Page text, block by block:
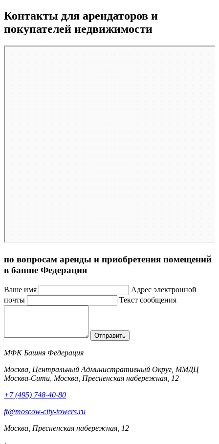
Контакты для арендаторов и
покупателей недвижимости
по вопросам аренды и приобретения помещений
в башне Федерация
Ваше имя
Адрес электронной
почты
Текст сообщения
Отправить
МФК Башня Федерация
Москва, Центральный Административный Округ, ММДЦ
Москва-Сити, Москва, Пресненская набережная, 12
+7 (495) 748-40-80
ft@moscow-city-towers.ru
Москва, Пресненская набережная, 12